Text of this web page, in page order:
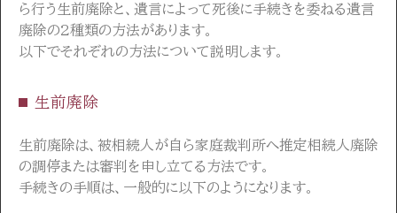
ら行う生前廃除と、遺言によって死後に手続きを委ねる遺言
廃除の2種類の方法があります。
以下でそれぞれの方法について説明します。
生前廃除
生前廃除は、被相続人が自ら家庭裁判所へ推定相続人廃除
の調停または審判を申し立てる方法です。
手続きの手順は、一般的に以下のようになります。